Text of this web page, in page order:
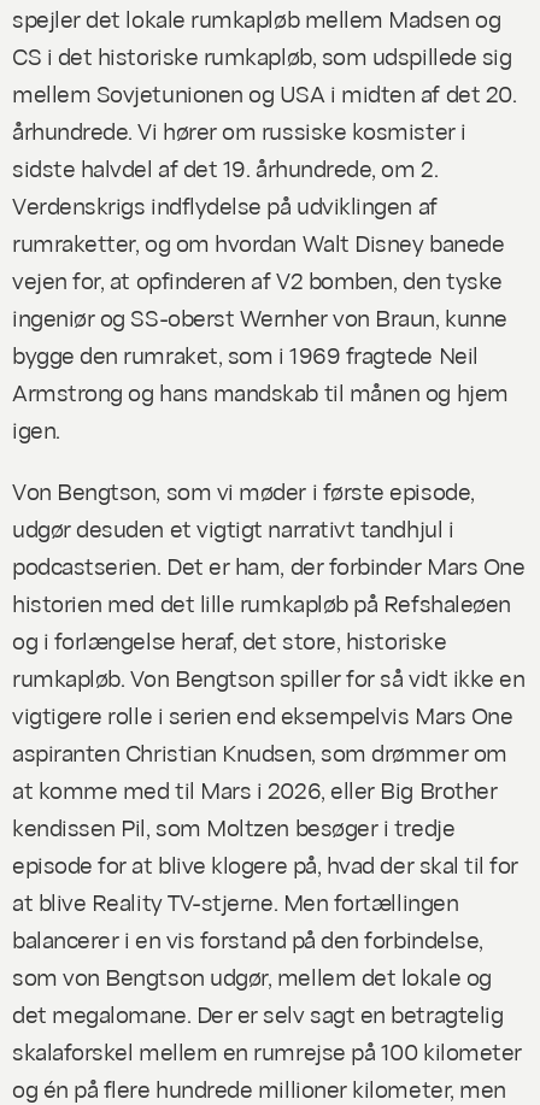
spejler det lokale rumkapløb mellem Madsen og
CS i det historiske rumkapløb, som udspillede sig
mellem Sovjetunionen og USA i midten af det 20.
århundrede. Vi hører om russiske kosmister i
sidste halvdel af det 19. århundrede, om 2.
Verdenskrigs indflydelse på udviklingen af
rumraketter, og om hvordan Walt Disney banede
vejen for, at opfinderen af V2 bomben, den tyske
ingeniør og SS-oberst Wernher von Braun, kunne
bygge den rumraket, som i 1969 fragtede Neil
Armstrong og hans mandskab til månen og hjem
igen.
Von Bengtson, som vi møder i første episode,
udgør desuden et vigtigt narrativt tandhjul i
podcastserien. Det er ham, der forbinder Mars One
historien med det lille rumkapløb på Refshaleøen
og i forlængelse heraf, det store, historiske
rumkapløb. Von Bengtson spiller for så vidt ikke en
vigtigere rolle i serien end eksempelvis Mars One
aspiranten Christian Knudsen, som drømmer om
at komme med til Mars i 2026, eller Big Brother
kendissen Pil, som Moltzen besøger i tredje
episode for at blive klogere på, hvad der skal til for
at blive Reality TV-stjerne. Men fortællingen
balancerer i en vis forstand på den forbindelse,
som von Bengtson udgør, mellem det lokale og
det megalomane. Der er selv sagt en betragtelig
skalaforskel mellem en rumrejse på 100 kilometer
og én på flere hundrede millioner kilometer, men